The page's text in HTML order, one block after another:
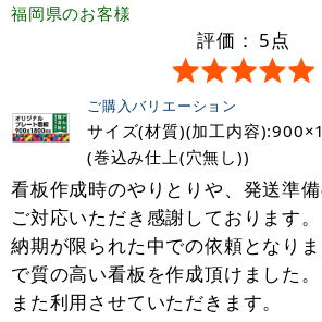
福岡県のお客様
評価： 5点
ご購入バリエーション
サイズ(材質)(加工内容
(巻込み仕上(穴無し))
看板作成時のやりとりや、発送準
ご対応いただき感謝しております。
納期が限られた中での依頼となり
で質の高い看板を作成頂けました。
また利用させていただきます。